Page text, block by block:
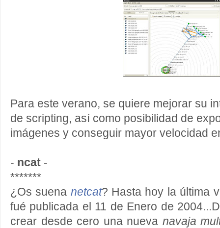
Para este verano, se quiere mejorar su
de scripting, así como posibilidad de
imágenes y conseguir mayor velocidad
- ncat -
*******
¿Os suena netcat? Hasta hoy la última
fué publicada el 11 de Enero de
crear desde cero una nueva navaja